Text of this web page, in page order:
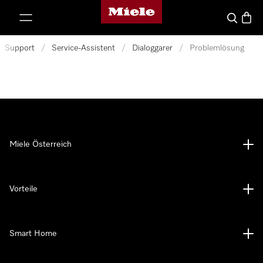
Miele-Homepage
Suche
Support / Service-Assistent / Dialoggarer / Problemlösung
Miele Österreich
Vorteile
Smart Home